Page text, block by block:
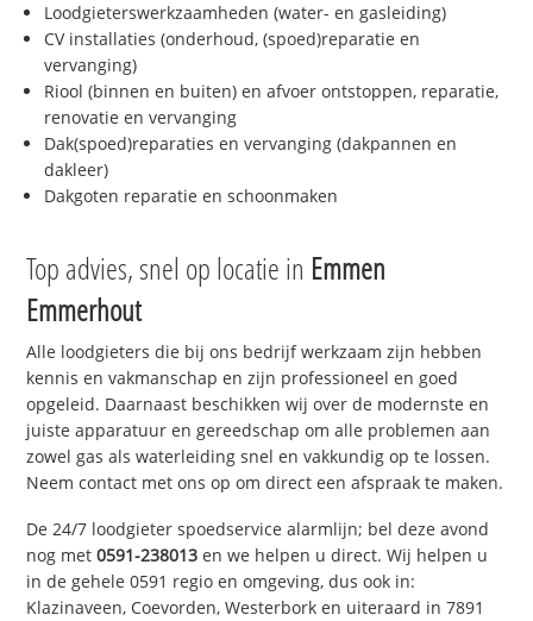
Loodgieterswerkzaamheden (water- en gasleiding)
CV installaties (onderhoud, (spoed)reparatie en
vervanging)
Riool (binnen en buiten) en afvoer ontstoppen, reparatie,
renovatie en vervanging
Dak(spoed)reparaties en vervanging (dakpannen en
dakleer)
Dakgoten reparatie en schoonmaken
Top advies, snel op locatie in Emmen
Emmerhout
Alle loodgieters die bij ons bedrijf werkzaam zijn hebben
kennis en vakmanschap en zijn professioneel en goed
opgeleid. Daarnaast beschikken wij over de modernste en
juiste apparatuur en gereedschap om alle problemen aan
zowel gas als waterleiding snel en vakkundig op te lossen.
Neem contact met ons op om direct een afspraak te maken.
De 24/7 loodgieter spoedservice alarmlijn; bel deze avond
nog met0591-238013 en we helpen u direct. Wij helpen u
in de gehele 0591 regio en omgeving, dus ook in:
Klazinaveen, Coevorden, Westerbork en uiteraard in 7891